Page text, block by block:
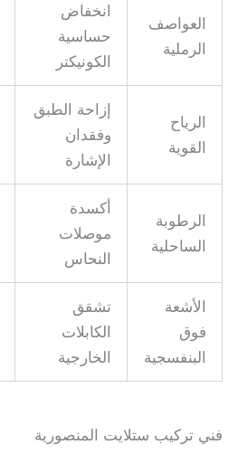
العواصف
الرملية
انخفاض
حساسية
الكونيكتر
الرياح
القوية
إزاحة الطبق
وفقدان
الإشارة
الرطوبة
الساحلية
أكسدة
موصلات
النحاس
الأشعة
فوق
البنفسجية
تشقق
الكابلات
الخارجية
فني تركيب ستلايت المنصورية